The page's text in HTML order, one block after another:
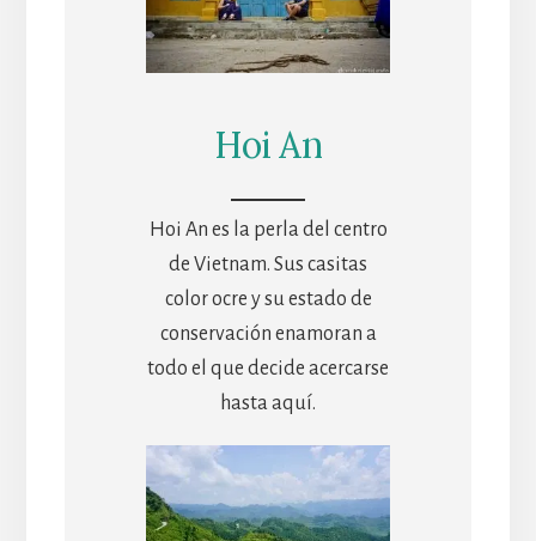
Hoi An
Hoi An es la perla del centro
de Vietnam. Sus casitas
color ocre y su estado de
conservación enamoran a
todo el que decide acercarse
hasta aquí.